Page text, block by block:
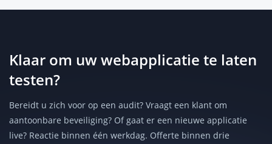
Klaar om uw webapplicatie te laten
testen?
Bereidt u zich voor op een audit? Vraagt een klant om
aantoonbare beveiliging? Of gaat er een nieuwe applicatie
live? Reactie binnen één werkdag. Offerte binnen drie